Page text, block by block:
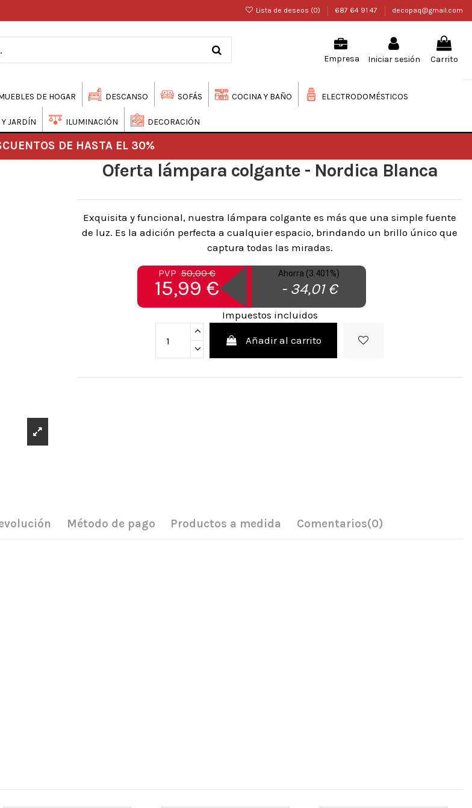
Lista de deseos (0) 687 64 91 47 decopaq@gmail.com
Empresa Iniciar sesión Carrito
DE HOGAR DESCANSO SOFÁS COCINA Y BAÑO ELECTRODOMÉSTICOS
JARDÍN ILUMINACIÓN DECORACIÓN
DE HASTA EL 30%
Oferta lámpara colgante - Nordica Blanca
Exquisita y funcional, nuestra lámpara colgante es más que una simple fuente
de luz. Es la adición perfecta a cualquier espacio, brindando un brillo único que
captura todas las miradas.
PVP 50,00 €
15,99 €
Ahorra (3.401%)
- 34,01 €
Impuestos incluidos
Añadir al carrito
Método de pago Productos a medida Comentarios(0)